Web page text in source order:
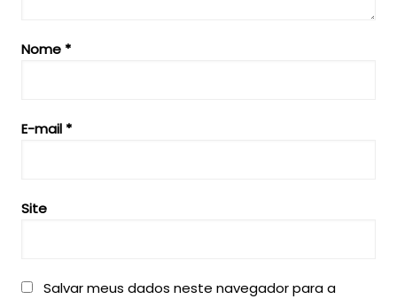
Nome *
E-mail *
Site
Salvar meus dados neste navegador para a